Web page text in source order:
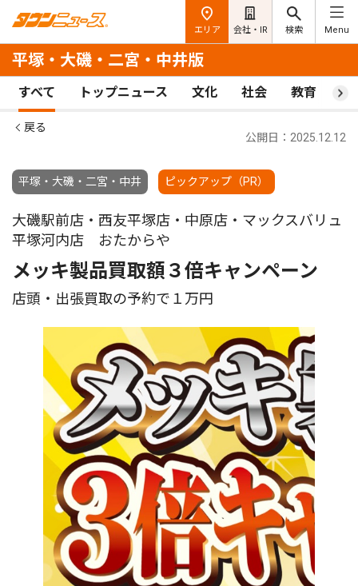
エリア 会社・IR 検索 Menu
平塚・大磯・二宮・中井版
すべて トップニュース 文化 社会 教育 ス
戻る
平塚・大磯・二宮・中井 ピックアップ（PR）
公開日：2025.12.12
大磯駅前店・西友平塚店・中原店・マックスバリュ
平塚河内店 おたからや
メッキ製品買取額３倍キャンペーン
店頭・出張買取の予約で１万円